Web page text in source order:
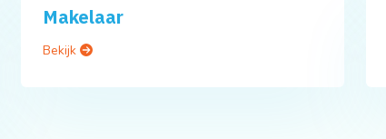
Makelaar
Bekijk